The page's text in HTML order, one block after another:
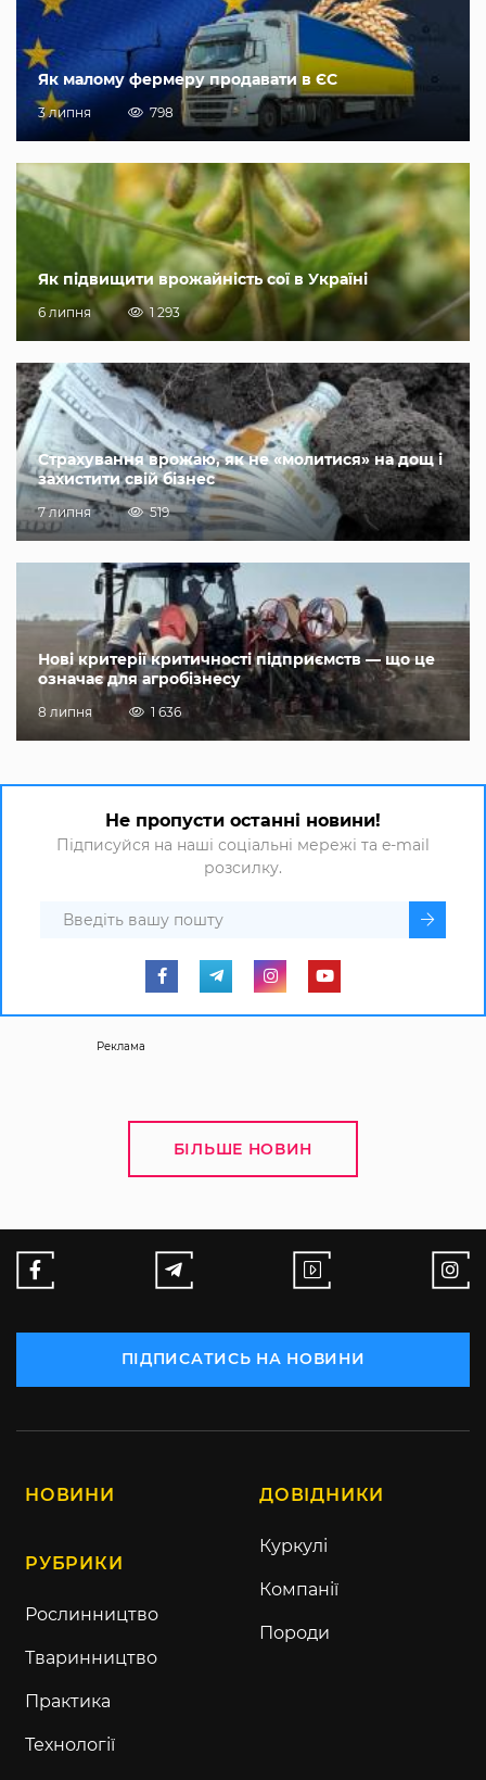
Як малому фермеру продавати в ЄС
3 липня 798
Як підвищити врожайність сої в Україні
6 липня 1 293
Страхування врожаю, як не «молитися» на дощ і
захистити свій бізнес
7 липня 519
Нові критерії критичності підприємств — що це
означає для агробізнесу
8 липня 1 636
Не пропусти останні новини!
Підписуйся на наші соціальні мережі та e-mail
розсилку.
Реклама
БІЛЬШЕ НОВИН
ПІДПИСАТИСЬ НА НОВИНИ
НОВИНИ
РУБРИКИ
Рослинництво
Тваринництво
Практика
Технології
ДОВІДНИКИ
Куркулі
Компанії
Породи